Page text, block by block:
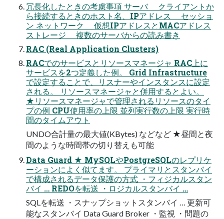
冗長化したときの考慮事項 サーバ クライアントか
ら接続するときのホスト名、IPアドレス セッショ
ン ネットワーク 仮想IPアドレスとMACアドレス
ストレージ 複数のサーバからの読み書き
RAC (Real Application Clusters)
RACでのサービスとリソースマネージャ RAC上に
サービスを2つ定義した例。 Grid Infrastructure
で設定することで、リスナーやインスタンスに設定
される。 リソースマネージャと併用するとよい。
★リソースマネージャで管理されるリソースのタイ
プの例 CPU使用率の上限 並列実行数の上限 実行時
間のタイムアウト
UNDO合計量の最大値(KBytes) などなど ★昼間と夜
間のような時間帯の切り替えも可能
Data Guard ★ MySQLやPostgreSQLのレプリケ
ーションによく似てます。 プライマリとスタンバイ
で構成されるデータ保護の方式 ・フィジカルスタン
バイ … REDOを転送 ・ロジカルスタンバイ …
SQLを転送 ・スナップショットスタンバイ … 更新可
能なスタンバイ Data Guard Broker ・監視 ・問題の